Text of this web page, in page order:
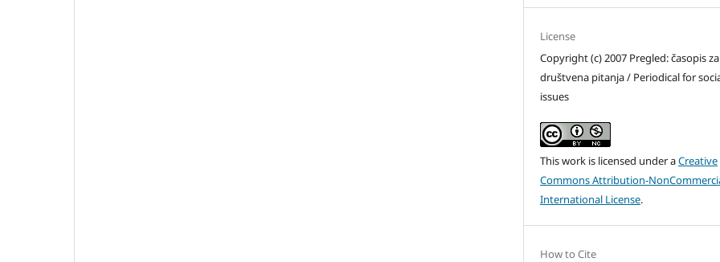
License
Copyright (c) 2007 Pregled: časopis za
društvena pitanja / Periodical for
issues
This work is licensed under aCreative
Commons Attribution-
International License.
How to Cite